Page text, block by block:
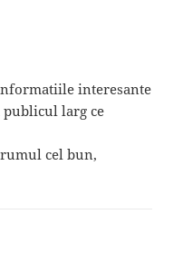
interesante
publicul larg ce
cel bun,